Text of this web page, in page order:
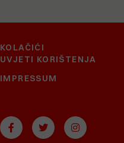
KOLAČIĆI
UVJETI KORIŠTENJA
IMPRESSUM